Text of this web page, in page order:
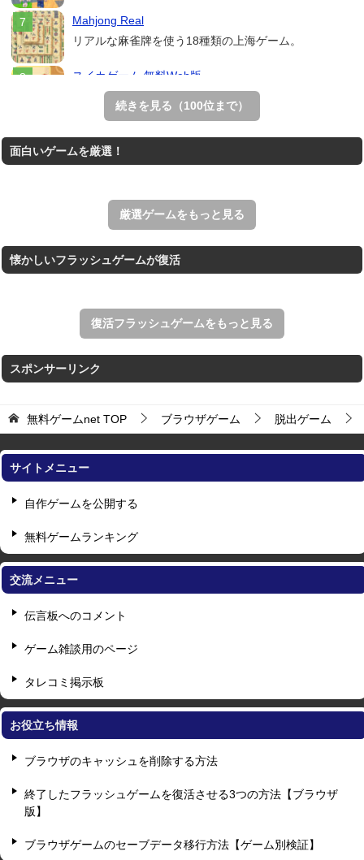
Mahjong Real
リアルな麻雀牌を使う18種類の上海ゲーム。
スイカゲーム 無料Web版
スイカゲームをスクラッチで再現した無料Web版。
王国を構築していく放置系のシミュレーションゲーム。
すべての矢印を画面外へ導くパズルゲーム。
続きを見る（100位まで）
面白いゲームを厳選！
厳選ゲームをもっと見る
懐かしいフラッシュゲームが復活
復活フラッシュゲームをもっと見る
スポンサーリンク
無料ゲームnet TOP ブラウザゲーム 脱出ゲーム
サイトメニュー
自作ゲームを公開する
無料ゲームランキング
交流メニュー
伝言板へのコメント
ゲーム雑談用のページ
タレコミ掲示板
お役立ち情報
ブラウザのキャッシュを削除する方法
終了したフラッシュゲームを復活させる3つの方法【ブラウザ
版】
ブラウザゲームのセーブデータ移行方法【ゲーム別検証】